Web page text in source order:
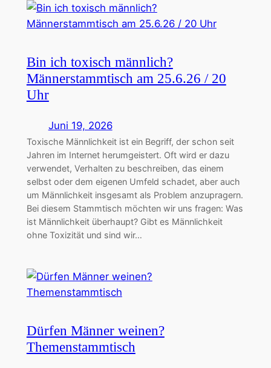
Bin ich toxisch männlich?
Männerstammtisch am 25.6.26 / 20
Uhr
Juni 19, 2026
Toxische Männlichkeit ist ein Begriff, der schon seit
Jahren im Internet herumgeistert. Oft wird er dazu
verwendet, Verhalten zu beschreiben, das einem
selbst oder dem eigenen Umfeld schadet, aber auch
um Männlichkeit insgesamt als Problem anzupragern.
Bei diesem Stammtisch möchten wir uns fragen: Was
ist Männlichkeit überhaupt? Gibt es Männlichkeit
ohne Toxizität und sind wir…
Dürfen Männer weinen?
Themenstammtisch